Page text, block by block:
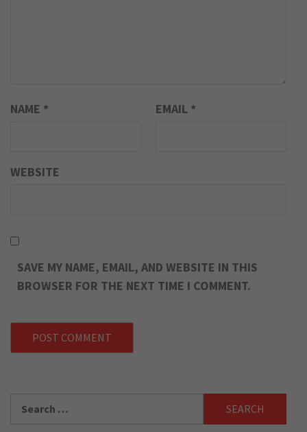
NAME * EMAIL *
WEBSITE
SAVE MY NAME, EMAIL, AND WEBSITE IN THIS
BROWSER FOR THE NEXT TIME I COMMENT.
for: